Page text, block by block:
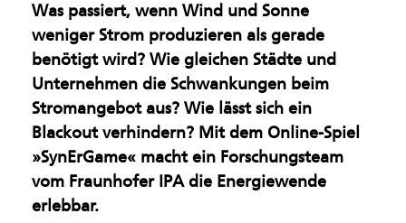
Leichtbau & Additive
Verfahren
Multifunktionale
Materialien
Nachhaltige Industrie
Oberflächen &
Was passiert, wenn Wind und Sonne
weniger Strom produzieren als gerade
benötigt wird? Wie gleichen Städte und
Unternehmen die Schwankungen beim
Stromangebot aus? Wie lässt sich ein
Blackout verhindern? Mit dem Online-Spiel
»SynErGame« macht ein Forschungsteam
vom Fraunhofer IPA die Energiewende
erlebbar.